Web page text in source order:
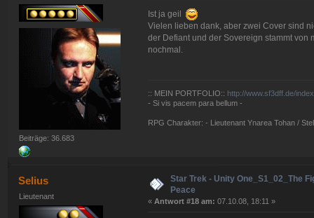
Beiträge: 36.683
Ist ja geil
Vielen lieben dank, aber zwei Cover sind
der Defiant und der Sovereign stammt von
nochmal.
:: MEIN PORTFOLIO:: http://www.sf3dff.de/
- Si vis pacem para bellum -
RPG Charakter: - Lieutenant Ynarea Tohan /
Selius
Lieutenant
Star Trek - Unity One_S1_02_The
Peace
« Antwort #18 am: 07.10.08, 18:11 »